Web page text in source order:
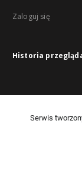
Zaloguj się
Historia
Serwis